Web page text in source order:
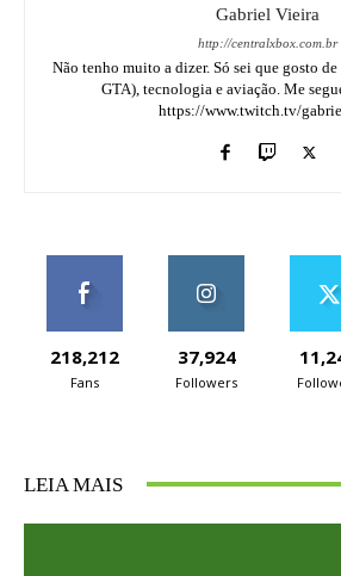
Gabriel Vieira
http://centralxbox.com.br
Não tenho muito a dizer. Só sei que gosto
GTA), tecnologia e aviação. Me
https://www.twitch.tv/
218,212
Fans
37,924
Followers
LEIA MAIS